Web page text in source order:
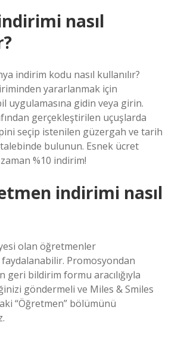
nasıl
indirim kodu nasıl kullanılır?
yararlanmak için
uygulamasına gidin veya girin.
gerçekleştirilen uçuşlarda
seçip istenilen güzergah ve tarih
bulunun. Esnek ücret
%10 indirim!
indirimi nasıl
olan öğretmenler
Promosyondan
geri bildirim formu aracılığıyla
göndermeli ve Miles & Smiles
“Öğretmen” bölümünü